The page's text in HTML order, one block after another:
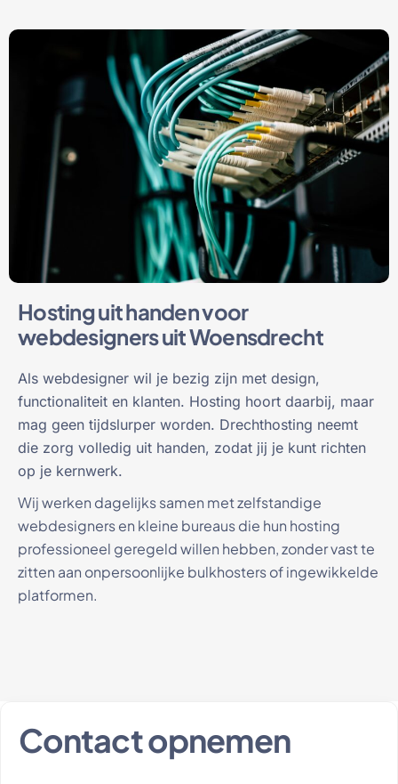
Hosting uit handen voor
webdesigners uit Woensdrecht
Als webdesigner wil je bezig zijn met design,
functionaliteit en klanten. Hosting hoort daarbij, maar
mag geen tijdslurper worden. Drechthosting neemt
die zorg volledig uit handen, zodat jij je kunt richten
op je kernwerk.
Wij werken dagelijks samen met zelfstandige
webdesigners en kleine bureaus die hun hosting
professioneel geregeld willen hebben, zonder vast te
zitten aan onpersoonlijke bulkhosters of ingewikkelde
platformen.
Contact opnemen